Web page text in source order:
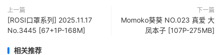
上一篇
[ROSI口罩系列] 2025.11.17
No.3445 [67+1P-168M]
下一篇
Momoko葵葵 NO.023 真爱 大
凤本子 [107P-275MB]
相关推荐